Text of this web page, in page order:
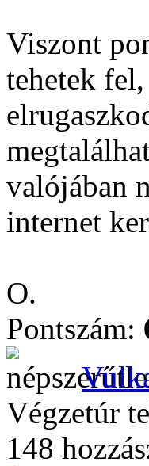
Viszont
tehetek
valójában
internet
O.
Pontszám:
Végzetúr
148